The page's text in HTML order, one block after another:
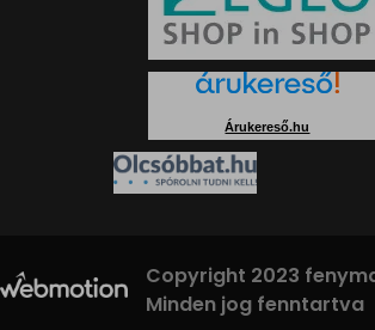
Árukereső.hu
Copyright 2023
Minden jog fenntartva